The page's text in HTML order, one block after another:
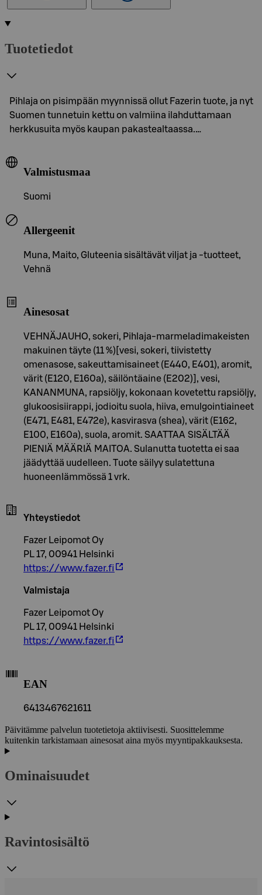
Tuotetiedot
Pihlaja on pisimpään myynnissä ollut Fazerin tuote, ja nyt
Suomen tunnetuin kettu on valmiina ilahduttamaan
herkkusuita myös kaupan pakastealtaassa.…
Valmistusmaa
Suomi
Allergeenit
Muna, Maito, Gluteenia sisältävät viljat ja -tuotteet,
Vehnä
Ainesosat
VEHNÄJAUHO, sokeri, Pihlaja-marmeladimakeisten
makuinen täyte (11 %)[vesi, sokeri, tiivistetty
omenasose, sakeuttamisaineet (E440, E401), aromit,
värit (E120, E160a), säilöntäaine (E202)], vesi,
KANANMUNA, rapsiöljy, kokonaan kovetettu rapsiöljy,
glukoosisiirappi, jodioitu suola, hiiva, emulgointiaineet
(E471, E481, E472e), kasvirasva (shea), värit (E162,
E100, E160a), suola, aromit. SAATTAA SISÄLTÄÄ
PIENIÄ MÄÄRIÄ MAITOA. Sulanutta tuotetta ei saa
jäädyttää uudelleen. Tuote säilyy sulatettuna
huoneenlämmössä 1 vrk.
Yhteystiedot
Fazer Leipomot Oy
PL 17, 00941 Helsinki
https://www.fazer.fi
Valmistaja
Fazer Leipomot Oy
PL 17, 00941 Helsinki
https://www.fazer.fi
EAN
6413467621611
Päivitämme palvelun tuotetietoja aktiivisesti. Suosittelemme
kuitenkin tarkistamaan ainesosat aina myös myyntipakkauksesta.
Ominaisuudet
Ravintosisältö